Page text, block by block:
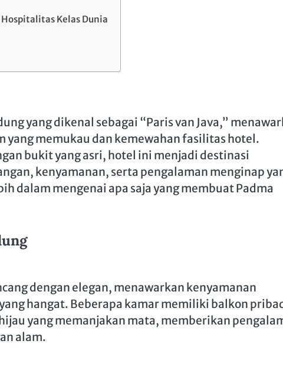
Kelas Dunia
yang dikenal sebagai “Paris van Java,”
memukau dan kemewahan fasilitas hotel.
bukit yang asri, hotel ini menjadi destinasi
kenyamanan, serta pengalaman menginap
dalam mengenai apa saja yang membuat Padma
dengan elegan, menawarkan kenyamanan
hangat. Beberapa kamar memiliki balkon
yang memanjakan mata, memberikan
alam.